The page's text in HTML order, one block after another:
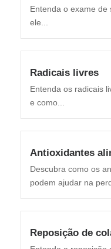
Entenda o exame
ele...
Radicais livres
Entenda os radicais
e como...
Antioxidantes
Descubra como os
podem ajudar na
Reposição de